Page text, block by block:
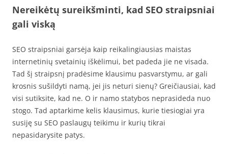
Nereikėtų sureikšminti, kad SEO straipsniai
gali viską
SEO straipsniai garsėja kaip reikalingiausias maistas
internetinių svetainių iškėlimui, bet padeda jie ne visada.
Tad šį straipsnį pradėsime klausimu pasvarstymu, ar gali
krosnis sušildyti namą, jei jis neturi sienų? Greičiausiai, kad
visi sutiksite, kad ne. O ir namo statybos neprasideda nuo
stogo. Tad aptarkime kelis klausimus, kurie tiesiogiai yra
susiję su SEO paslaugų teikimu ir kurių tikrai
nepasidarysite patys.